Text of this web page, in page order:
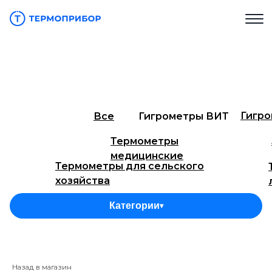
Термометры для инкубаторов
Термометры технические ТТЖ
Термометры для сельского
хозяйства
Термометры
медицинские
Гигрометры ВИТ
Все
Категории▾
Назад в магазин